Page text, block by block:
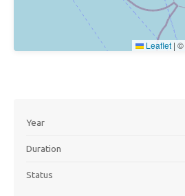
Leaflet | ©
Year
Duration
Status